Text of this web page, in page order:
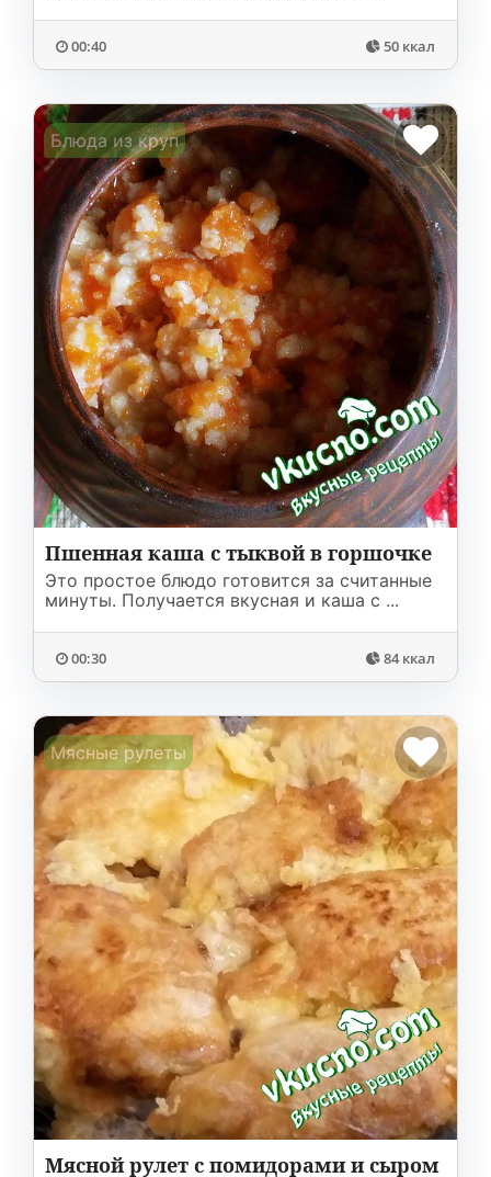
00:40 50 ккал
Блюда из круп
Пшенная каша с тыквой в горшочке
Это простое блюдо готовится за считанные
минуты. Получается вкусная и каша с ...
00:30 84 ккал
Мясные рулеты
Мясной рулет с помидорами и сыром